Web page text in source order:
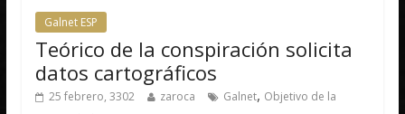
Galnet ESP
Teórico de la conspiración solicita
datos cartográficos
25 febrero, 3302 zaroca Galnet, Objetivo de la